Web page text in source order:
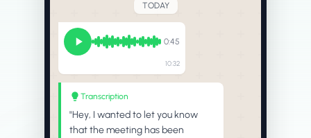
TODAY
0:45
10:32
Transcription
"Hey, I wanted to let you know
that the meeting has been